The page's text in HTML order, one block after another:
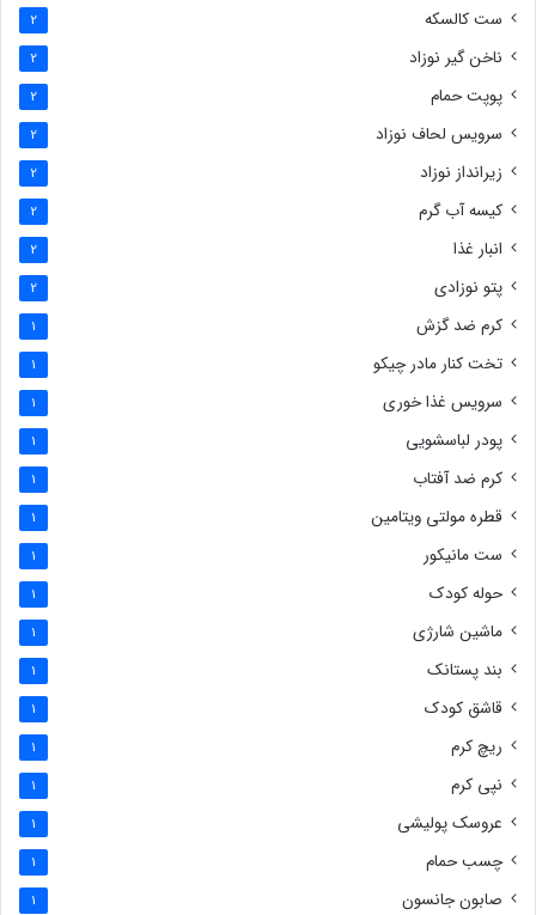
ست کالسکه 2
ناخن گیر نوزاد 2
پوپت حمام 2
سرویس لحاف نوزاد 2
زیرانداز نوزاد 2
کیسه آب گرم 2
انبار غذا 2
پتو نوزادی 2
کرم ضد گزش 1
تخت کنار مادر چیکو 1
سرویس غذا خوری 1
پودر لباسشویی 1
کرم ضد آفتاب 1
قطره مولتی ویتامین 1
ست مانیکور 1
حوله کودک 1
ماشین شارژی 1
بند پستانک 1
قاشق کودک 1
ریچ کرم 1
نپی کرم 1
عروسک پولیشی 1
چسب حمام 1
صابون جانسون 1